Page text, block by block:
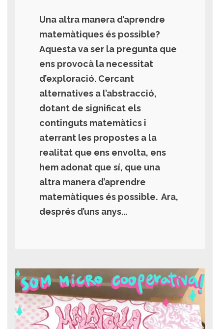
Una altra manera d’aprendre
matemàtiques és possible?
Aquesta va ser la pregunta que
ens provocà la necessitat
d’exploració. Cercant
alternatives a l’abstracció,
dotant de significat els
continguts matemàtics i
aterrant les propostes a la
realitat que ens envolta, ens
hem adonat que sí, que una
altra manera d’aprendre
matemàtiques és possible. Ara,
després d’uns anys...